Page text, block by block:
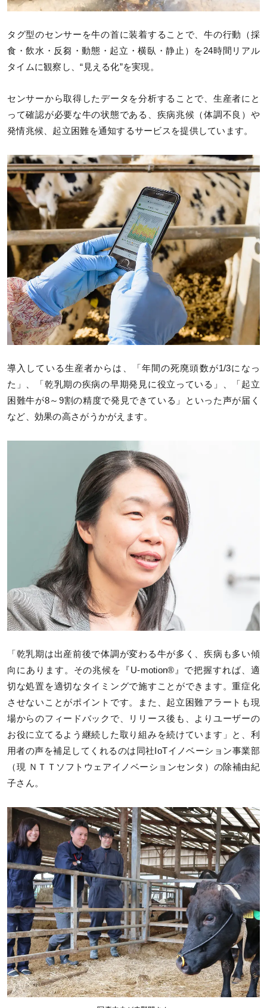
タグ型のセンサーを牛の首に装着することで、牛の行動（採
食・飲水・反芻・動態・起立・横臥・静止）を24時間リアル
タイムに観察し、“見える化”を実現。
センサーから取得したデータを分析することで、生産者にと
って確認が必要な牛の状態である、疾病兆候（体調不良）や
発情兆候、起立困難を通知するサービスを提供しています。
導入している生産者からは、「年間の死廃頭数が1/3になっ
た」、「乾乳期の疾病の早期発見に役立っている」、「起立
困難牛が8～9割の精度で発見できている」といった声が届く
など、効果の高さがうかがえます。
「乾乳期は出産前後で体調が変わる牛が多く、疾病も多い傾
向にあります。その兆候を『U-motion®』で把握すれば、適
切な処置を適切なタイミングで施すことができます。重症化
させないことがポイントです。また、起立困難アラートも現
場からのフィードバックで、リリース後も、よりユーザーの
お役に立てるよう継続した取り組みを続けています」と、利
用者の声を補足してくれるのは同社IoTイノベーション事業部
（現 ＮＴＴソフトウェアイノベーションセンタ）の除補由紀
子さん。